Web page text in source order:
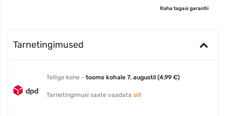
Raha tagasi garantii
Tarnetingimused
Tellige kohe - toome kohale 7. augustil (4,99 €)
Tarnetingimusi saate vaadata siit